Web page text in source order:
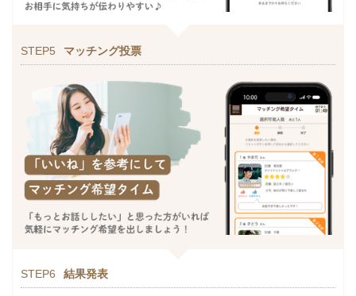
STEP5 マッチング投票
STEP6 結果発表